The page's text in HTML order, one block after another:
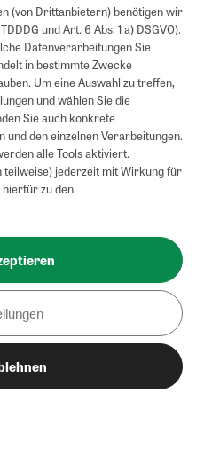
(von Drittanbietern) benötigen wir
und Art. 6 Abs. 1 a) DSGVO).
Datenverarbeitungen Sie
in bestimmte Zwecke
Um eine Auswahl zu treffen,
und wählen Sie die
Sie auch konkrete
und den einzelnen Verarbeitungen.
alle Tools aktiviert.
teilweise) jederzeit mit Wirkung für
zu den